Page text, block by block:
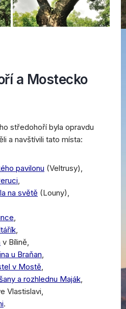
a Mostecko
středohoří byla opravdu
a navštívili tato místa:
pavilonu (Veltrusy),
,
na světě (Louny),
,
,
v Bílině,
u Braňan,
v Mostě,
a rozhlednu Maják,
Vlastislavi,
.